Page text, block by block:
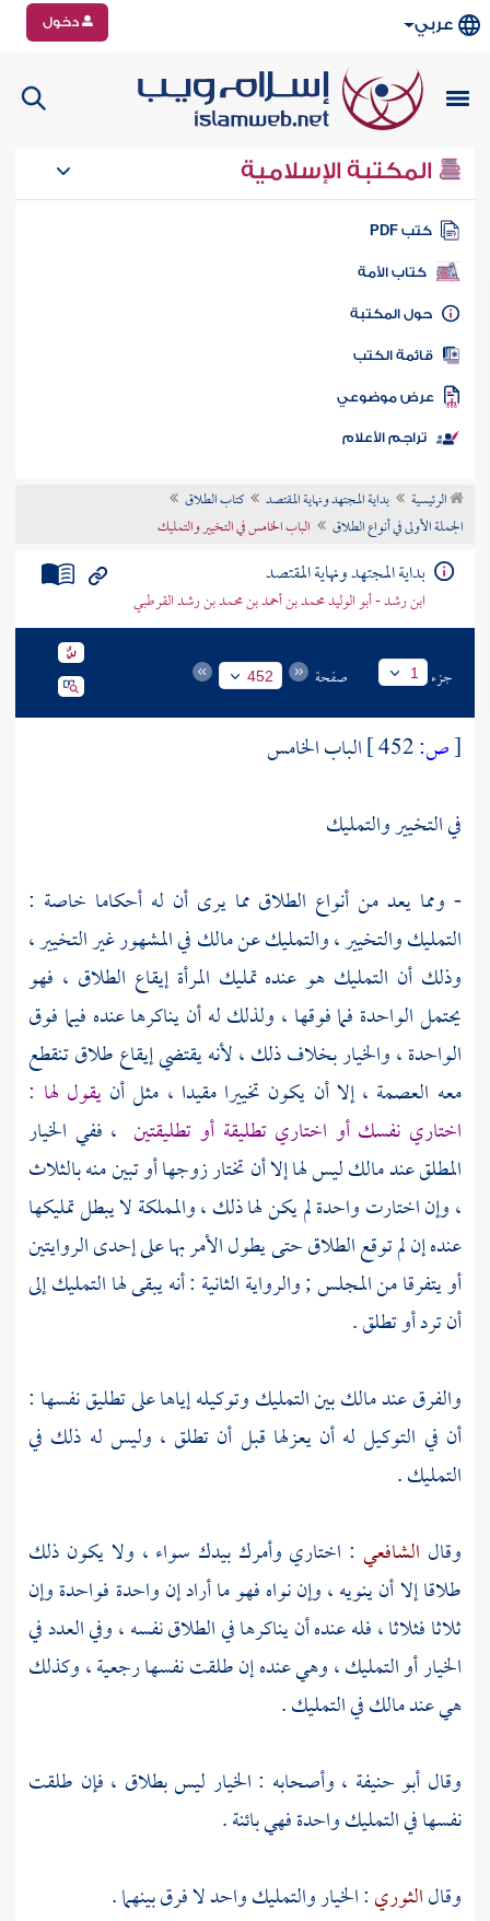
عربي دخول
المكتبة الإسلامية
كتب PDF
كتاب الأمة
المكتبة
الكتب
موضوعي
تراجم الأعلام
الرئيسية بداية المجتهد ونهاية المقتصد
كتاب الطلاق
الجملة الأولى في أنواع الطلاق
الباب الخامس في التخيير والتمليك
بداية المجتهد ونهاية المقتصد
ابن رشد - أبو الوليد محمد بن أحمد بن محمد بن رشد القرطبي
جزء 1 صفحة 452
[ص:
الباب الخامس
في التخيير والتمليك
- ومما يعد من أنواع الطلاق مما يرى أن له أحكاما خاصة :
التمليك والتخيير ، والتمليك عنمالكفي المشهور غير التخيير ،
وذلك أن التمليك هو عنده تمليك المرأة إيقاع الطلاق ، فهو
يحتمل الواحدة فما فوقها ، ولذلك له أن يناكرها عنده فيما فوق
الواحدة ، والخيار بخلاف ذلك ، لأنه يقتضي إيقاع طلاق تنقطع
معه العصمة ، إلا أن يكون تخييرا مقيدا ، مثل أنيقول لها :
اختاري نفسك أو اختاري تطليقة أو تطليقتين ، ففي الخيار
المطلق عندمالكليس لها إلا أن تختار زوجها أو تبين منه بالثلاث
، وإن اختارت واحدة لم يكن لها ذلك ، والمملكة لا يبطل تمليكها
عنده إن لم توقع الطلاق حتى يطول الأمر بها على إحدى الروايتين
أو يتفرقا من المجلس ; والرواية الثانية : أنه يبقى لها التمليك إلى
أن ترد أو تطلق .
والفرق عندمالكبين التمليك وتوكيله إياها على تطليق نفسها :
أن في التوكيل له أن يعزلها قبل أن تطلق ، وليس له ذلك في
التمليك .
وقال الشافعي : اختاري وأمرك بيدك سواء ، ولا يكون ذلك
طلاقا إلا أن ينويه ، وإن نواه فهو ما أراد إن واحدة فواحدة وإن
ثلاثا فثلاثا ، فله عنده أن يناكرها في الطلاق نفسه ، وفي العدد في
الخيار أو التمليك ، وهي عنده إن طلقت نفسها رجعية ، وكذلك
هي عندمالكفي التمليك .
وقال أبو حنيفة ، وأصحابه : الخيار ليس بطلاق ، فإن طلقت
نفسها في التمليك واحدة فهي بائنة .
وقالالثوري: الخيار والتمليك واحد لا فرق بينهما .